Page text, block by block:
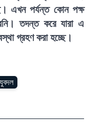
এখন পর্যন্ত কোন পক্ষ
তদন্ত করে যারা এ
গ্রহণ করা হচ্ছে।
যুবদল